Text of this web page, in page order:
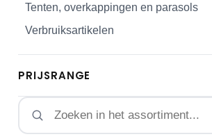
Tenten, overkappingen en parasols
Verbruiksartikelen
PRIJSRANGE